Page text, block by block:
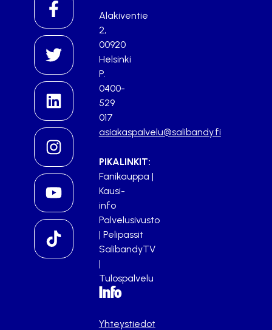
Alakiventie
2,
00920
Helsinki
P.
0400-
529
017
asiakaspalvelu@salibandy.fi
PIKALINKIT:
Fanikauppa |
Kausi-
info
Palvelusivusto
| Pelipassit
SalibandyTV
|
Tulospalvelu
Info
Yhteystiedot